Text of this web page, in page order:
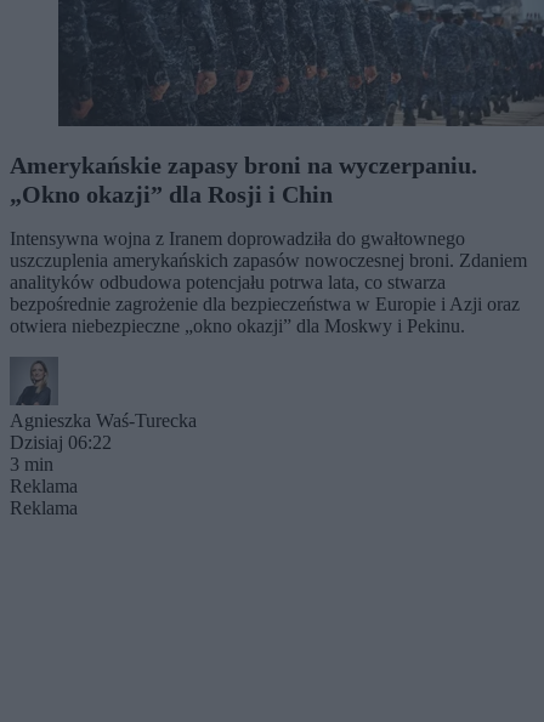
Amerykańskie zapasy broni na wyczerpaniu.
„Okno okazji” dla Rosji i Chin
Intensywna wojna z Iranem doprowadziła do gwałtownego
uszczuplenia amerykańskich zapasów nowoczesnej broni. Zdaniem
analityków odbudowa potencjału potrwa lata, co stwarza
bezpośrednie zagrożenie dla bezpieczeństwa w Europie i Azji oraz
otwiera niebezpieczne „okno okazji” dla Moskwy i Pekinu.
Agnieszka Waś-Turecka
Dzisiaj 06:22
3 min
Reklama
Reklama